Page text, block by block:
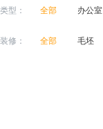
类型： 全部 办公室
装修： 全部 毛坯